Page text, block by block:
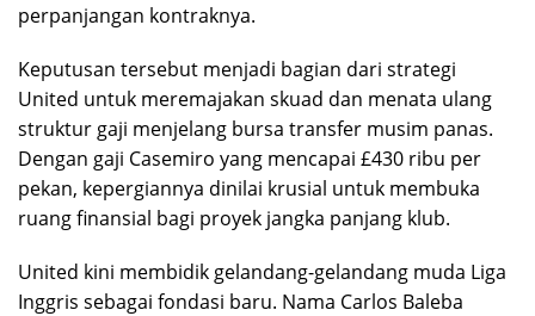
perpanjangan kontraknya.
Keputusan tersebut menjadi bagian dari strategi
United untuk meremajakan skuad dan menata ulang
struktur gaji menjelang bursa transfer musim panas.
Dengan gaji Casemiro yang mencapai £430 ribu per
pekan, kepergiannya dinilai krusial untuk membuka
ruang finansial bagi proyek jangka panjang klub.
United kini membidik gelandang-gelandang muda Liga
Inggris sebagai fondasi baru. Nama Carlos Baleba